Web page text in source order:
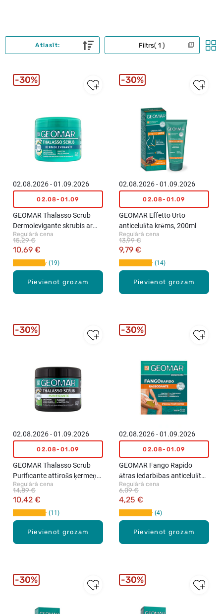
Filtrs 1
Atlasīt:
Pievienot grozam
02.08.2026 - 01.09.2026
02.08-01.09
GEOMAR Thalasso Scrub
Dermolevigante skrubis ar
jūras sāli un augu eļļām,
600g
Regulārā cena
10,69 €
15,29 €
19
30%
Pievienot grozam
02.08.2026 - 01.09.2026
02.08-01.09
GEOMAR Effetto Urto
anticelulīta krēms, 200ml
Regulārā cena
9,79 €
13,99 €
14
30%
Pievienot grozam
02.08.2026 - 01.09.2026
02.08-01.09
GEOMAR Thalasso Scrub
Purificante attīrošs ķermeņa
skrubis ar melno sāli un
kokogli, 600g
Regulārā cena
10,42 €
14,89 €
11
30%
Pievienot grozam
02.08.2026 - 01.09.2026
02.08-01.09
GEOMAR Fango Rapido
ātras iedarbības anticelulīta
dūņu maska, 80ml
Regulārā cena
4,25 €
6,09 €
4
30%
30% 30%